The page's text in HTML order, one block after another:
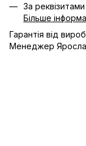
За
Більше
Гарантія від
Менеджер